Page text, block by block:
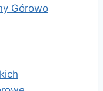
Górowo